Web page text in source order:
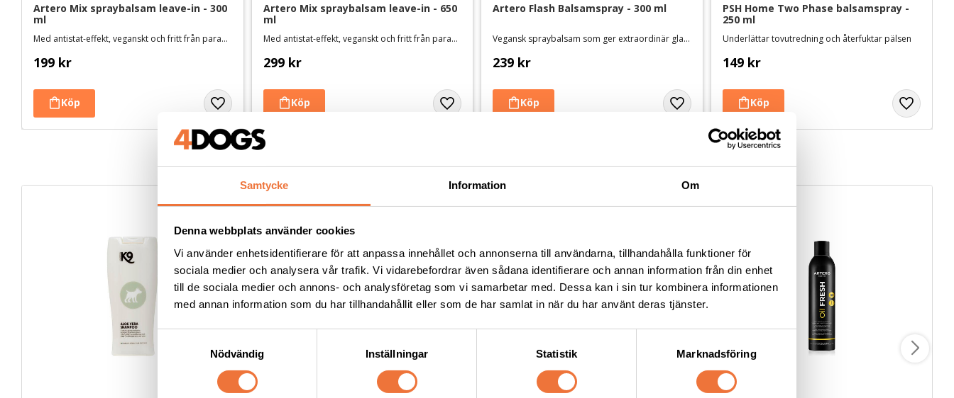
Samtycke Information Om
Denna webbplats använder cookies
Vi använder enhetsidentifierare för att anpassa innehållet och annonserna till användarna, tillhandahålla funktioner för
sociala medier och analysera vår trafik. Vi vidarebefordrar även sådana identifierare och annan information från din enhet
till de sociala medier och annons- och analysföretag som vi samarbetar med. Dessa kan i sin tur kombinera informationen
med annan information som du har tillhandahållit eller som de har samlat in när du har använt deras tjänster.
Nödvändig Inställningar Statistik Marknadsföring
Artero Mix spraybalsam leave-in - 300
ml
Med antistat-effekt, veganskt och fritt från parabener och sulfater
199 kr
Artero Mix spraybalsam leave-in - 650
ml
Med antistat-effekt, veganskt och fritt från parabener och sulfater
299 kr
Artero Flash Balsamspray - 300 ml
Vegansk spraybalsam som ger extraordinär glans
239 kr
PSH Home Two Phase balsamspray -
250 ml
Underlättar tovutredning och återfuktar pälsen
149 kr
Andra köpte även